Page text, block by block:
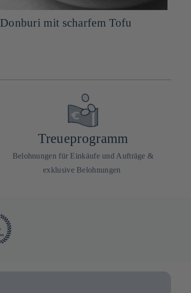
Donburi mit scharfem Tofu
Treueprogramm
Belohnungen für Einkäufe und Aufträge &
exklusive Belohnungen